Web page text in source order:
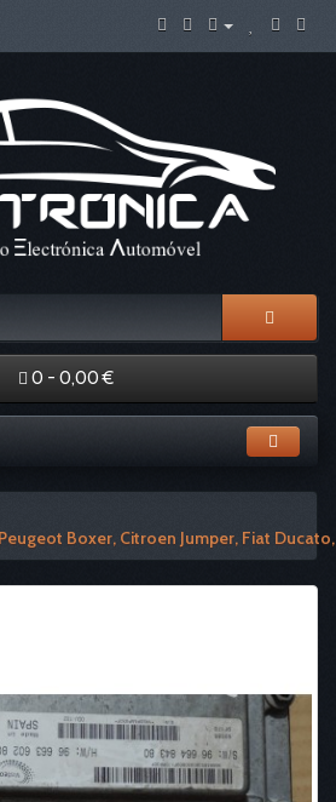
0 - 0,00 €
Boxer, Citroen Jumper, Fiat